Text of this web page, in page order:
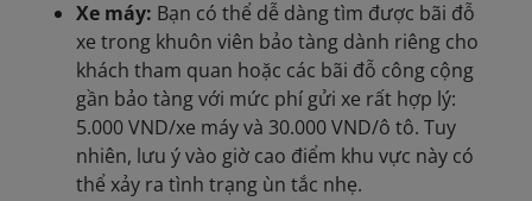
Xe máy: Bạn có thể dễ dàng tìm được bãi đỗ
xe trong khuôn viên bảo tàng dành riêng cho
khách tham quan hoặc các bãi đỗ công cộng
gần bảo tàng với mức phí gửi xe rất hợp lý:
5.000 VND/xe máy và 30.000 VND/ô tô. Tuy
nhiên, lưu ý vào giờ cao điểm khu vực này có
thể xảy ra tình trạng ùn tắc nhẹ.